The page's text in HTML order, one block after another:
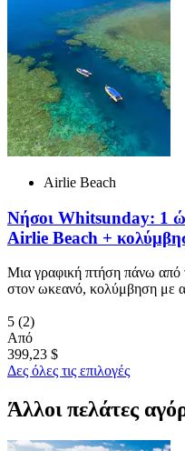
Airlie Beach
Νήσοι Whitsunday: 1
Airlie Beach +
Μια γραφική πτήση πάνω από
στον ωκεανό, κολύμβηση με
5 (2)
Από
399,23 $
Δες όλες τις επιλογές
Άλλοι πελάτες